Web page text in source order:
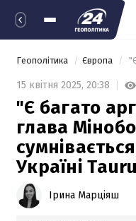
Геополітика Європа
15 квітня 2025, 20:38
"Є багато
глава
Україні
Ірина Марціяш